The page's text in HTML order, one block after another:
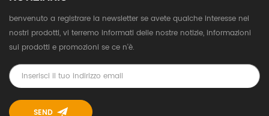
benvenuto a registrare la newsletter se avete qualche interesse nei
nostri prodotti, vi terremo informati delle nostre notizie, informazioni
sui prodotti e promozioni se ce n'è.